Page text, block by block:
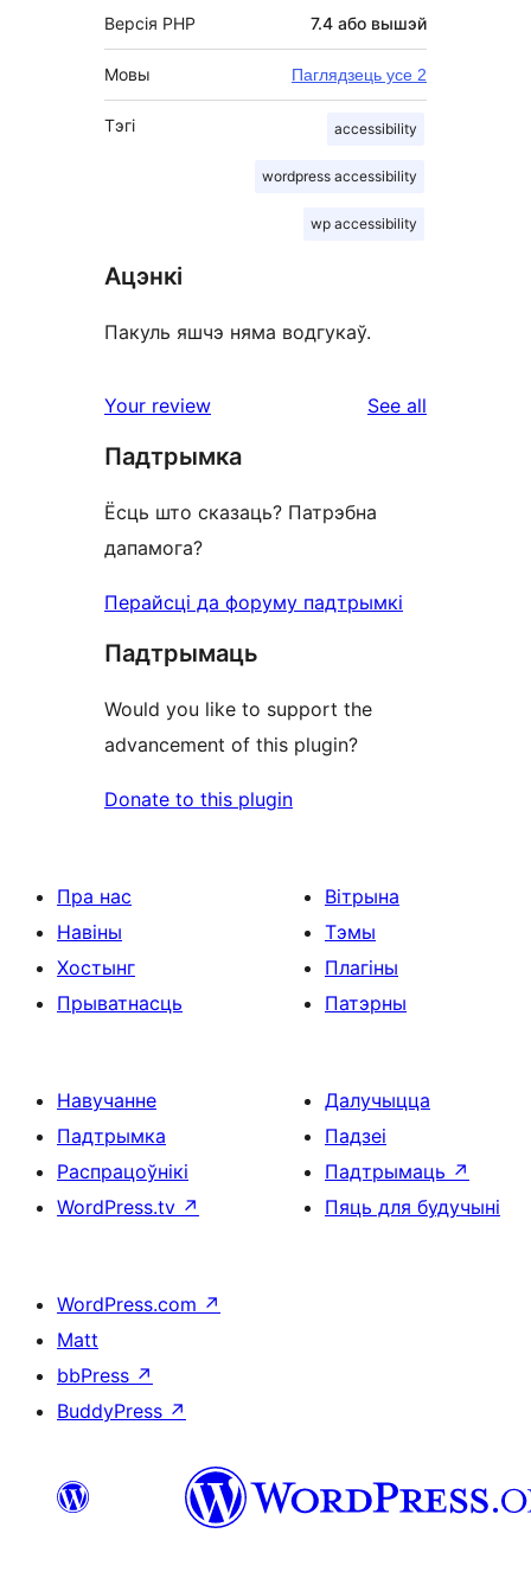
Версія PHP 7.4 або вышэй
Мовы Паглядзець усе 2
Тэгі accessibility
wordpress accessibility
wp accessibility
Ацэнкі
Пакуль яшчэ няма водгукаў.
Your review See all
Падтрымка
Ёсць што сказаць? Патрэбна
дапамога?
Перайсці да форуму падтрымкі
Падтрымаць
Would you like to support the
advancement of this plugin?
Donate to this plugin
Пра нас
Навіны
Хостынг
Прыватнасць
Вітрына
Тэмы
Плагіны
Патэрны
Навучанне
Падтрымка
Распрацоўнікі
WordPress.tv ↗
Далучыцца
Падзеі
Падтрымаць ↗
Пяць для будучыні
WordPress.com ↗
Matt
bbPress ↗
BuddyPress ↗